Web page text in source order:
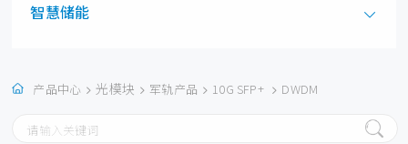
智慧储能
产品中心 光模块 军轨产品 10G SFP+ DWDM